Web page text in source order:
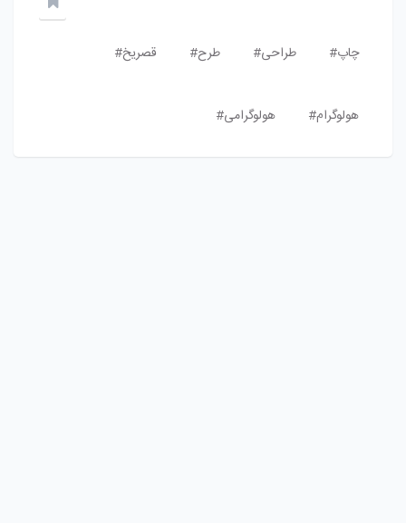
چاپ# طراحی# طرح# قصریخ#
هولوگرام# هولوگرامی#